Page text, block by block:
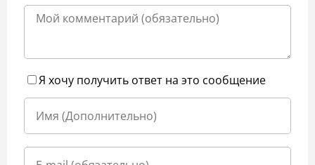
Я хочу получить ответ на это сообщение